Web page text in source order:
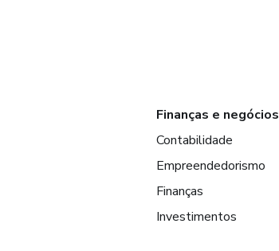
Finanças e negócios
Contabilidade
Empreendedorismo
Finanças
Investimentos